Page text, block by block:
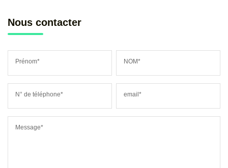
Nous contacter
Prénom* NOM*
N° de téléphone* email*
Message*